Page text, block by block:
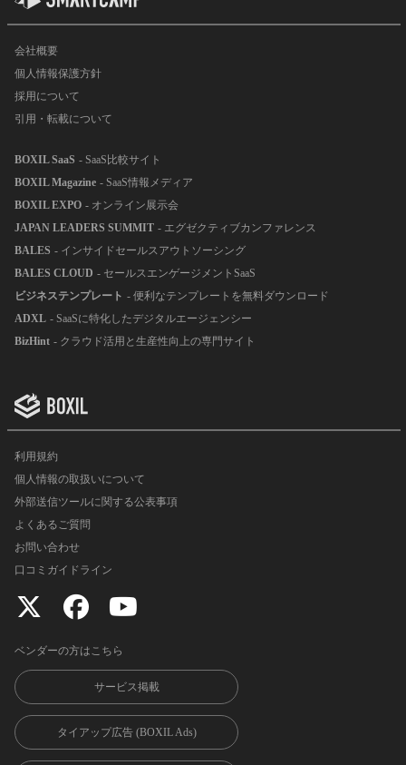
会社概要
個人情報保護方針
採用について
引用・転載について
BOXIL SaaS - SaaS比較サイト
BOXIL Magazine - SaaS情報メディア
BOXIL EXPO - オンライン展示会
JAPAN LEADERS SUMMIT - エグゼクティブカンファレンス
BALES - インサイドセールスアウトソーシング
BALES CLOUD - セールスエンゲージメントSaaS
ビジネステンプレート - 便利なテンプレートを無料ダウンロード
ADXL - SaaSに特化したデジタルエージェンシー
BizHint - クラウド活用と生産性向上の専門サイト
利用規約
個人情報の取扱いについて
外部送信ツールに関する公表事項
よくあるご質問
お問い合わせ
口コミガイドライン
ベンダーの方はこちら
サービス掲載
タイアップ広告 (BOXIL Ads)